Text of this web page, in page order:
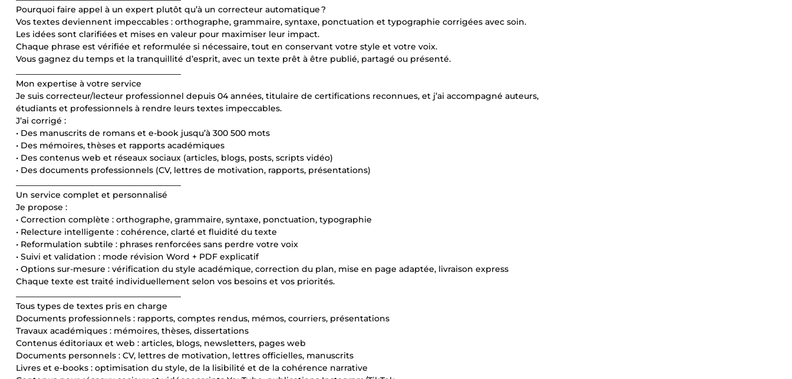
Pourquoi faire appel à un expert plutôt qu’à un correcteur automatique ?
Vos textes deviennent impeccables : orthographe, grammaire, syntaxe, ponctuation et typographie corrigées avec soin.
Les idées sont clarifiées et mises en valeur pour maximiser leur impact.
Chaque phrase est vérifiée et reformulée si nécessaire, tout en conservant votre style et votre voix.
Vous gagnez du temps et la tranquillité d’esprit, avec un texte prêt à être publié, partagé ou présenté.
Mon expertise à votre service
Je suis correcteur/lecteur professionnel depuis 04 années, titulaire de certifications reconnues, et j’ai accompagné auteurs,
étudiants et professionnels à rendre leurs textes impeccables.
J’ai corrigé :
• Des manuscrits de romans et e-book jusqu’à 300 500 mots
• Des mémoires, thèses et rapports académiques
• Des contenus web et réseaux sociaux (articles, blogs, posts, scripts vidéo)
• Des documents professionnels (CV, lettres de motivation, rapports, présentations)
Un service complet et personnalisé
Je propose :
• Correction complète : orthographe, grammaire, syntaxe, ponctuation, typographie
• Relecture intelligente : cohérence, clarté et fluidité du texte
• Reformulation subtile : phrases renforcées sans perdre votre voix
• Suivi et validation : mode révision Word + PDF explicatif
• Options sur-mesure : vérification du style académique, correction du plan, mise en page adaptée, livraison express
Chaque texte est traité individuellement selon vos besoins et vos priorités.
Tous types de textes pris en charge
Documents professionnels : rapports, comptes rendus, mémos, courriers, présentations
Travaux académiques : mémoires, thèses, dissertations
Contenus éditoriaux et web : articles, blogs, newsletters, pages web
Documents personnels : CV, lettres de motivation, lettres officielles, manuscrits
Livres et e-books : optimisation du style, de la lisibilité et de la cohérence narrative